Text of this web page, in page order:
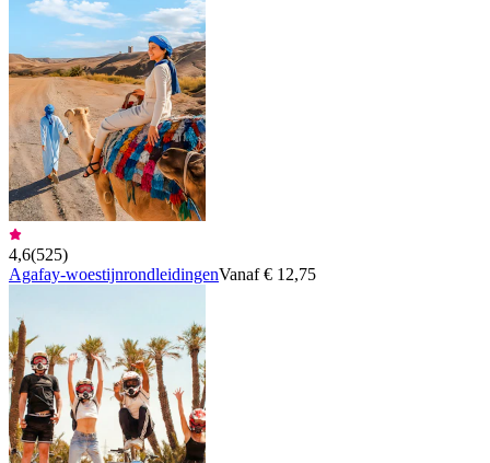
4,6(525)
Agafay-woestijnrondleidingenVanaf € 12,75